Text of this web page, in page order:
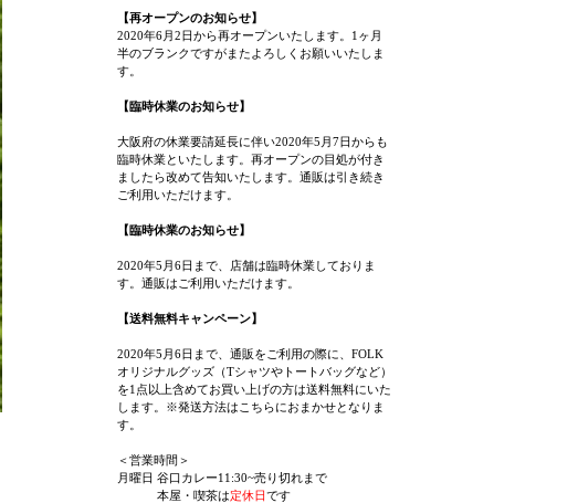
【再オープンのお知らせ】
2020年6月2日から再オープンいたします。1ヶ月
半のブランクですがまたよろしくお願いいたしま
す。
【臨時休業のお知らせ】
大阪府の休業要請延長に伴い2020年5月7日からも
臨時休業といたします。再オープンの目処が付き
ましたら改めて告知いたします。通販は引き続き
ご利用いただけます。
【臨時休業のお知らせ】
2020年5月6日まで、店舗は臨時休業しておりま
す。通販はご利用いただけます。
【送料無料キャンペーン】
2020年5月6日まで、通販をご利用の際に、FOLK
オリジナルグッズ（Tシャツやトートバッグなど）
を1点以上含めてお買い上げの方は送料無料にいた
します。※発送方法はこちらにおまかせとなりま
す。
＜営業時間＞
月曜日 谷口カレー11:30~売り切れまで
本屋・喫茶は定休日です